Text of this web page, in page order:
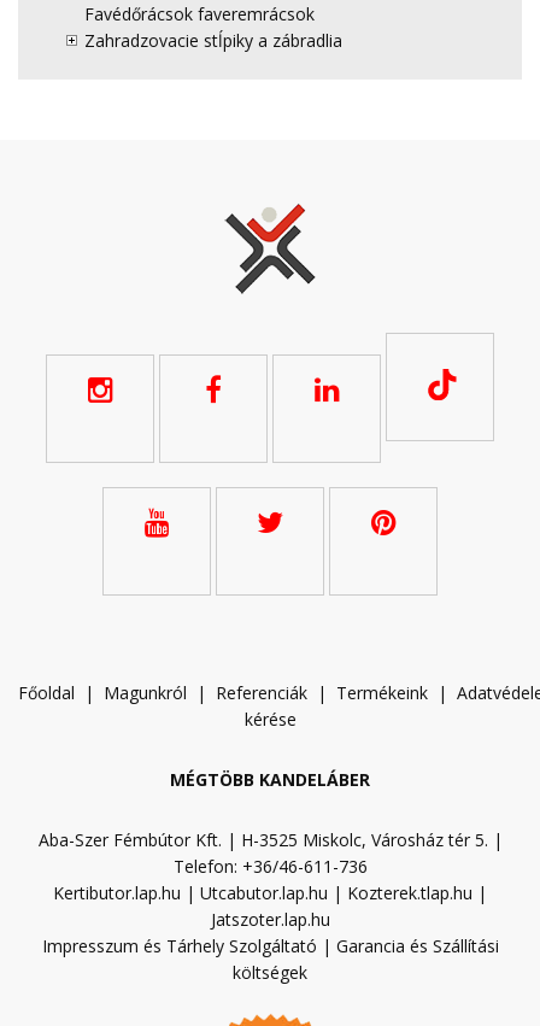
Favédőrácsok faveremrácsok
Zahradzovacie stĺpiky a zábradlia
Főoldal | Magunkról | Referenciák | Termékeink | A
kérése
MÉGTÖBB KANDELÁBER
Aba-Szer Fémbútor Kft. | H-3525 Miskolc, Városház tér 5. |
Telefon: +36/46-611-736
Kertibutor.lap.hu | Utcabutor.lap.hu | Kozterek.tlap.hu |
Jatszoter.lap.hu
Impresszum és Tárhely Szolgáltató | Garancia és Szállítási
költségek